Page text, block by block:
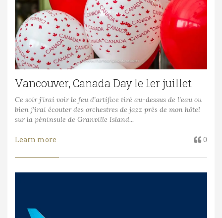
Vancouver, Canada Day le 1er juillet
Ce soir j’irai voir le feu d’artifice tiré au-dessus de l’eau ou
bien j’irai écouter des orchestres de jazz près de mon hôtel
sur la péninsule de Granville Island...
Learn more 0